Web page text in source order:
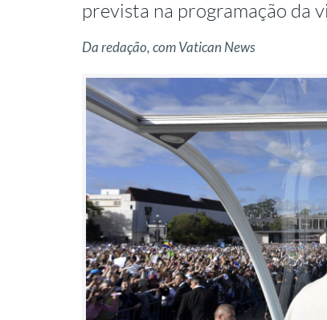
prevista na programação da
Da redação, com Vatican News